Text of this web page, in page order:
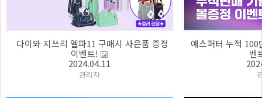
다이와 지쓰리 엘파11 구매시 사은품 증정
이벤트!
2024.04.11
관리자
예스퍼터 누적
벤